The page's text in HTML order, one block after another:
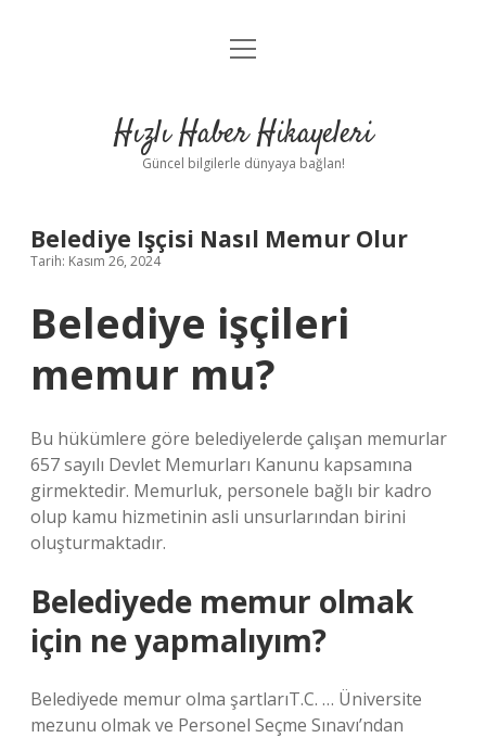
Anasayfa
Yasal Uyarı
menüyü
Hızlı Haber Hikayeleri
Güncel bilgilerle dünyaya bağlan!
Belediye Işçisi Nasıl Memur Olur
Tarih: Kasım 26, 2024
Belediye işçileri
memur mu?
Bu hükümlere göre belediyelerde çalışan memurlar
657 sayılı Devlet Memurları Kanunu kapsamına
girmektedir. Memurluk, personele bağlı bir kadro
olup kamu hizmetinin asli unsurlarından birini
oluşturmaktadır.
Belediyede memur olmak
için ne yapmalıyım?
Belediyede memur olma şartlarıT.C. … Üniversite
mezunu olmak ve Personel Seçme Sınavı’ndan